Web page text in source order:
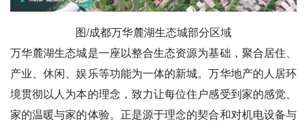
图/成都万华麓湖生态城部分区域
万华麓湖生态城是一座以整合生态资源为基础，聚合居住、
产业、休闲、娱乐等功能为一体的新城。万华地产的人居环
境贯彻以人为本的理念，致力让每位住户感受到家的感觉、
家的温暖与家的体验。正是源于理念的契合和对机电设备与